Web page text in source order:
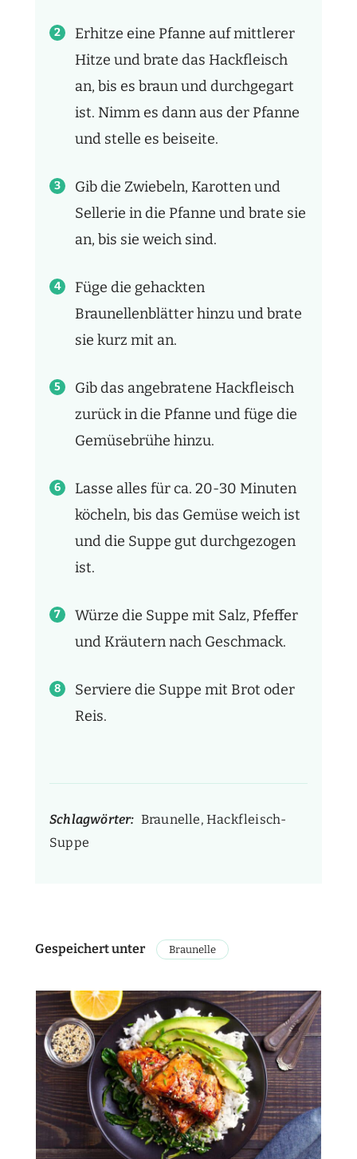
Erhitze eine Pfanne auf mittlerer
Hitze und brate das Hackfleisch
an, bis es braun und durchgegart
ist. Nimm es dann aus der Pfanne
und stelle es beiseite.
Gib die Zwiebeln, Karotten und
Sellerie in die Pfanne und brate sie
an, bis sie weich sind.
Füge die gehackten
Braunellenblätter hinzu und brate
sie kurz mit an.
Gib das angebratene Hackfleisch
zurück in die Pfanne und füge die
Gemüsebrühe hinzu.
Lasse alles für ca. 20-30 Minuten
köcheln, bis das Gemüse weich ist
und die Suppe gut durchgezogen
ist.
Würze die Suppe mit Salz, Pfeffer
und Kräutern nach Geschmack.
Serviere die Suppe mit Brot oder
Reis.
Schlagwörter: Braunelle, Hackfleisch-
Suppe
Gespeichert unter Braunelle